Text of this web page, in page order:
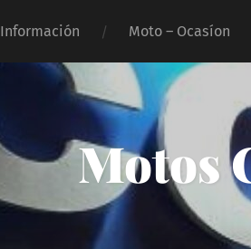
Información Moto – Ocasíon
Motos